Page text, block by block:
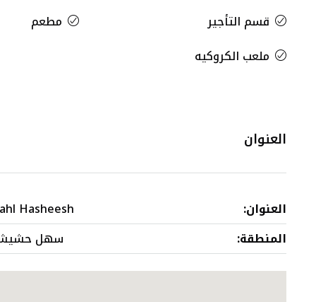
قسم التأجير
مطعم
ملعب الكروكيه
العنوان
العنوان: Hasheesh
المنطقة:
سهل